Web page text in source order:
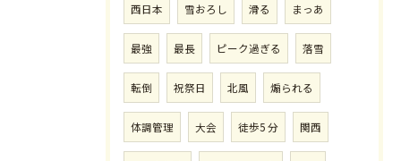
西日本 雪おろし 滑る まっあ
最強 最長 ピーク過ぎる 落雪
転倒 祝祭日 北風 煽られる
体調管理 大会 徒歩5 分 関西